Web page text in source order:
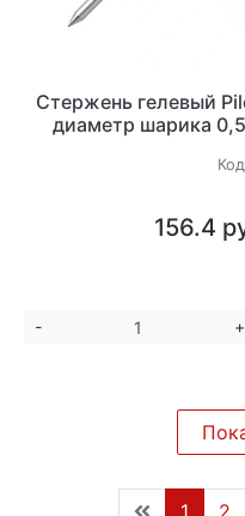
Стержень гелевый
диаметр шарика
156.4
- +